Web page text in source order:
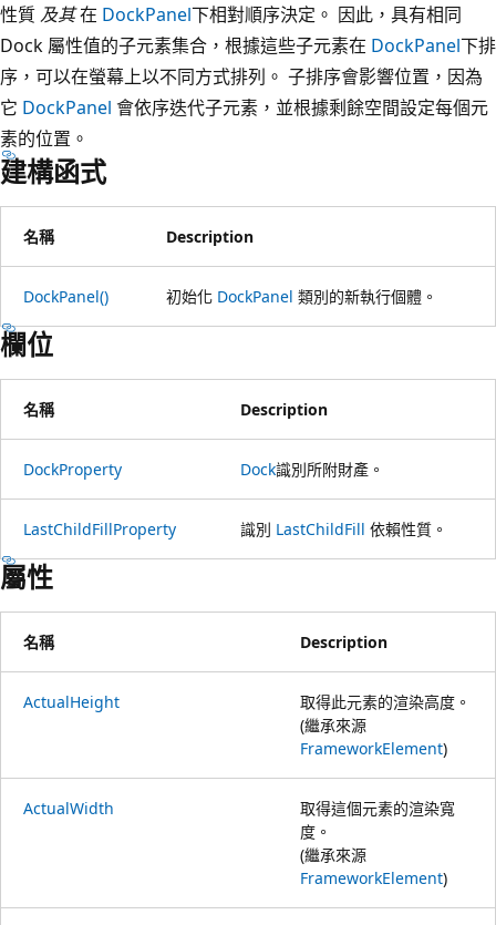
性質 及其在 DockPanel下相對順序決定。 因此，具有相同
Dock 屬性值的子元素集合，根據這些子元素在 DockPanel下排
序，可以在螢幕上以不同方式排列。 子排序會影響位置，因為
它 DockPanel 會依序迭代子元素，並根據剩餘空間設定每個元
素的位置。
建構函式
名稱 Description
DockPanel() 初始化 DockPanel 類別的新執行個體。
欄位
名稱 Description
DockProperty Dock識別所附財產。
LastChildFillProperty 識別 LastChildFill 依賴性質。
屬性
名稱 Description
ActualHeight
取得此元素的渲染高度。
(繼承來源
FrameworkElement)
ActualWidth
取得這個元素的渲染寬
度。
(繼承來源
FrameworkElement)